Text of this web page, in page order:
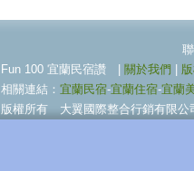
聯合行銷服務伙
Fun 100 宜蘭民宿讚 | 關於我們
相關連結： 宜蘭民宿-宜蘭住宿-宜蘭
版權所有 大翼國際整合行銷有限公